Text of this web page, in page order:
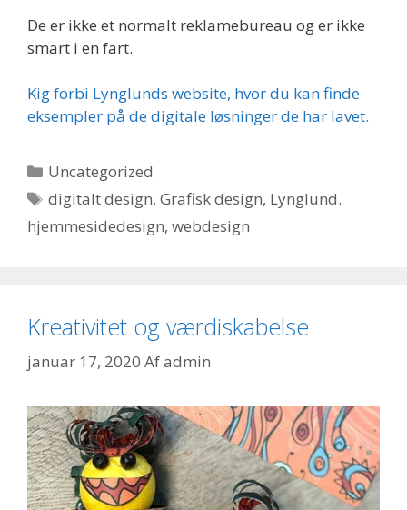
De er ikke et normalt reklamebureau og er ikke
smart i en fart.
Kig forbi Lynglunds website, hvor du kan finde
eksempler på de digitale løsninger de har lavet.
Kategorier
Uncategorized
Tags
digitalt design,Grafisk design, Lynglund.
hjemmesidedesign, webdesign
Kreativitet og værdiskabelse
januar 17, 2020 Afadmin